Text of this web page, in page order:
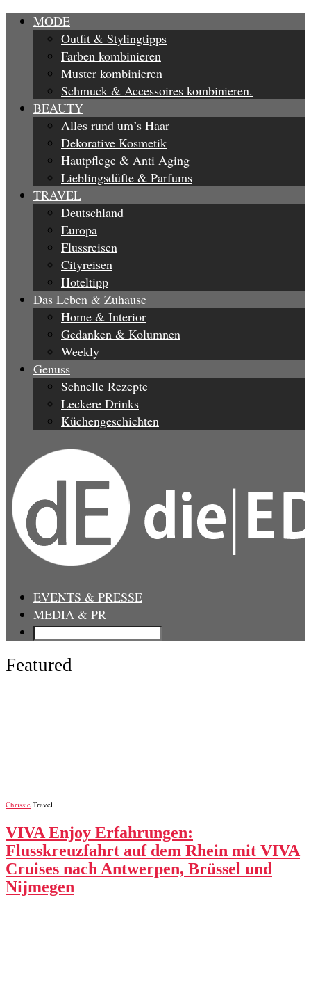
MODE
Outfit & Stylingtipps
Farben kombinieren
Muster kombinieren
Schmuck & Accessoires kombinieren.
BEAUTY
Alles rund um’s Haar
Dekorative Kosmetik
Hautpflege & Anti Aging
Lieblingsdüfte & Parfums
TRAVEL
Deutschland
Europa
Flussreisen
Cityreisen
Hoteltipp
Das Leben & Zuhause
Home & Interior
Gedanken & Kolumnen
Weekly
Genuss
Schnelle Rezepte
Leckere Drinks
Küchengeschichten
EVENTS & PRESSE
MEDIA & PR
Featured
Chrissie Travel
VIVA Enjoy Erfahrungen:
Flusskreuzfahrt auf dem Rhein mit VIVA
Cruises nach Antwerpen, Brüssel und
Nijmegen